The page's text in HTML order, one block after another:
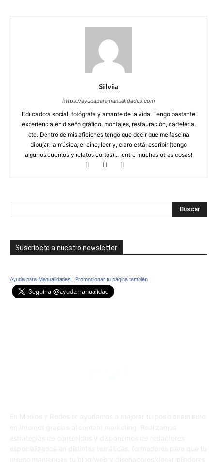
Silvia
https://ayudaparamanualidades.com
Educadora social, fotógrafa y amante de la vida. Tengo bastante
experiencia en diseño gráfico, montajes, restauración, carteleria,
etc. Dentro de mis aficiones tengo que decir que me fascina
dibujar, la música, el cine, leer y, claro está, escribir (tengo
algunos cuentos y relatos cortos)... ¡entre muchas otras cosas!
Suscríbete a nuestro newsletter
Ayuda para Manualidades Promocionar tu página también